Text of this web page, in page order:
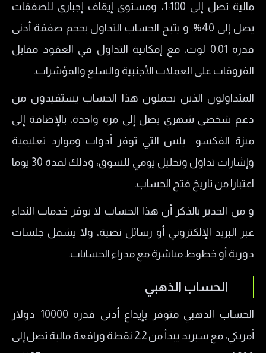
مالية تصل إلى 1:100، ومستوى إيقاف إجباري للصفقات
يصل إلى 40%. و يتيح الحساب التداول بحجم صفقة أدنى
قدره 0.01 لوت، مع إمكانية التداول في العقود مقابل
الفروقات على العملات الأجنبية والسلع والمؤشرات.
المتداولون الذين يحملون هذا الحساب يستفيدون من
دعم شخصي شهري يصل إلى مرة واحدة، بالإضافة إلى
ميزة الفكسو بلس التي توفر أدوات وموارد تعليمية
وإشارات تداول وتحليل يومي للسوق، وذلك لمدة 30 يوما
اعتبارا من تاريخ فتح الحساب.
و من الجدير بالذكر أن هذا الحساب لا يوفر خدمات النداء
عبر البريد الإلكتروني أو رسائل نصية، ولا يشمل جلسات
دورية أو خطوط مباشرة مع مدراء الحسابات.
الحساب الذهبي
الحساب الذهبي متوفر بإيداع أدنى قدره 10000 دولار
أمريكي، مع سبريد يبدأ من 2.2 نقطة ورافعة مالية تصل إلى